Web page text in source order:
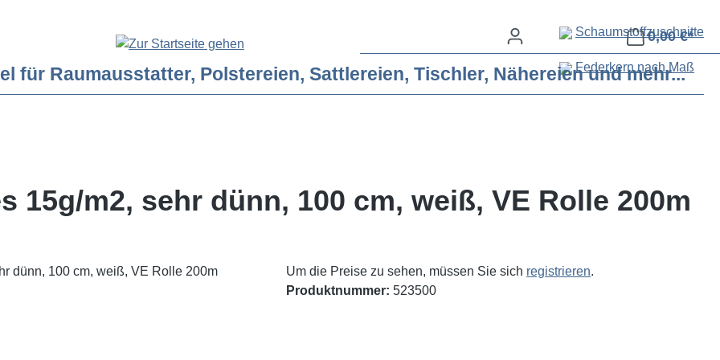
Schaumstoffzuschnitte
Federkern nach Maß
0,00 €*
für Raumausstatter, Polstereien, Sattlereien, Tischler, Nähereien und mehr...
15g/m2, sehr dünn, 100 cm, weiß, VE Rolle 200m
Um die Preise zu sehen, müssen Sie sich registrieren.
Produktnummer: 523500